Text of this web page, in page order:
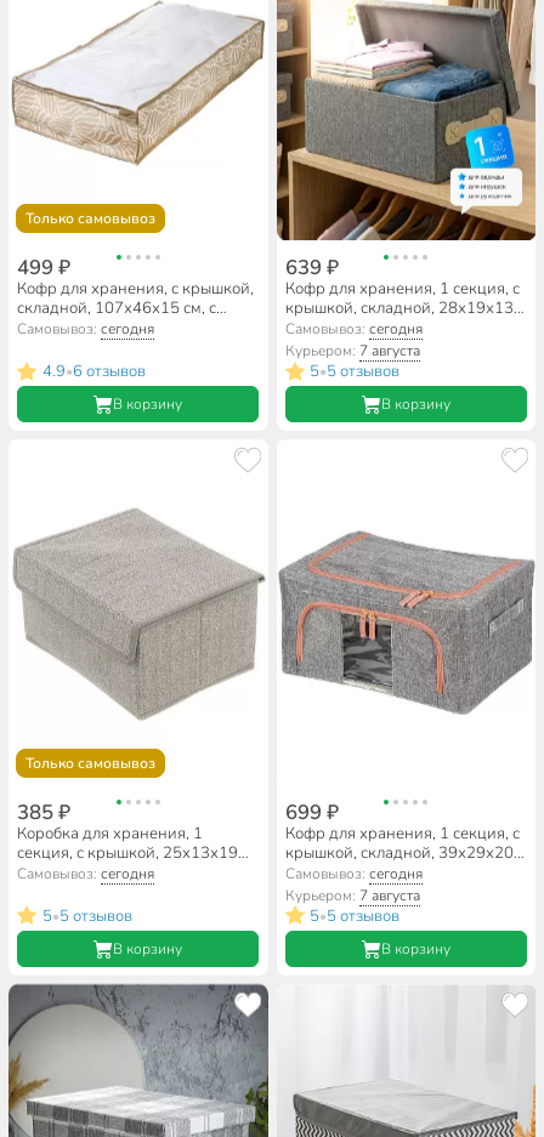
Только самовывоз
499 ₽
Кофр для хранения, с крышкой,
складной, 107х46х15 см, с
молнией, бежевый, Листья, UC-
Самовывоз:сегодня
4.9•6 отзывов
В корзину
639 ₽
Кофр для хранения, 1 секция, с
крышкой, складной, 28х19х13
см, с ручкой, серый, A290105
Самовывоз: сегодня
Курьером: 7 августа
5•5 отзывов
В корзину
Только самовывоз
385 ₽
Коробка для хранения, 1
секция, с крышкой, 25х13х19
см, нетканный материал, серая,
Д70302.05
Самовывоз:сегодня
5•5 отзывов
В корзину
699 ₽
Кофр для хранения, 1 секция, с
крышкой, складной, 39х29х20
см, спанбонд, с молнией, с
ручкой, серый, Y6-10757
Самовывоз: сегодня
Курьером: 7 августа
5•5 отзывов
В корзину